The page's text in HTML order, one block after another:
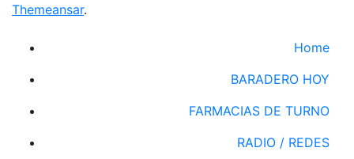
Themeansar.
Home
BARADERO HOY
FARMACIAS DE TURNO
RADIO / REDES